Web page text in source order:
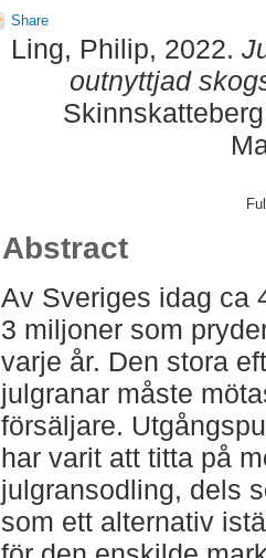
Share
Ling, Philip, 2022.
outnyttjad
Abstract
Av Sveriges idag ca
3 miljoner som
varje år. Den stora
julgranar måste
försäljare.
har varit att titta på
julgransodling, dels
som ett alternativ